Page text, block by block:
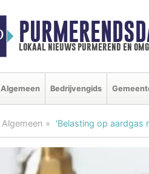
lokaal nieuws purmerend en
Algemeen Bedrijvengids
Algemeen 'Belasting op